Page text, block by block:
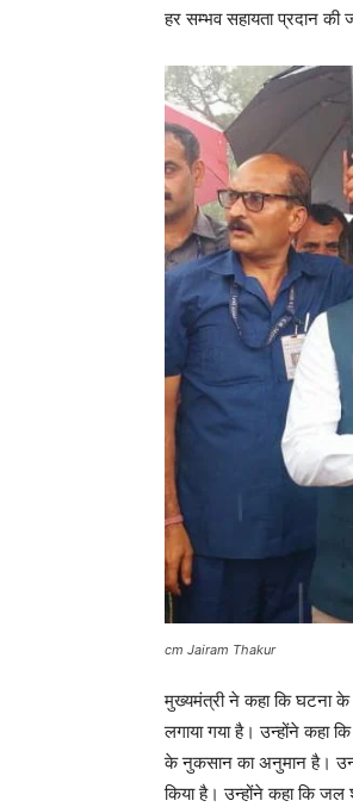
हर सम्भव सहायता प्रदान की
cm Jairam Thakur
मुख्यमंत्री ने कहा कि घटना के
लगाया गया है। उन्होंने कहा
के नुकसान का अनुमान है।
किया है। उन्होंने कहा कि